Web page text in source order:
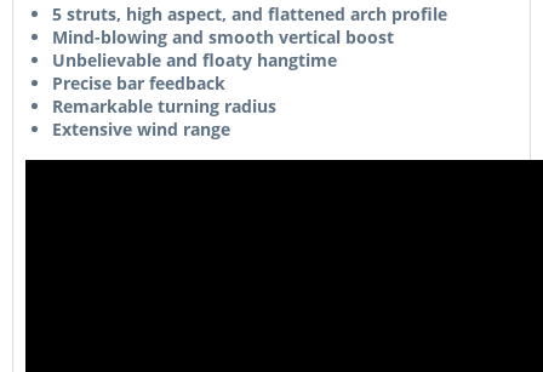
5 struts, high aspect, and flattened arch profile
Mind-blowing and smooth vertical boost
Unbelievable and floaty hangtime
Precise bar feedback
Remarkable turning radius
Extensive wind range